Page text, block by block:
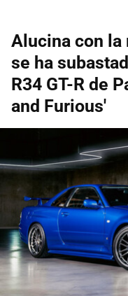
Alucina con la
se ha
R34 GT-R de
and Furious'